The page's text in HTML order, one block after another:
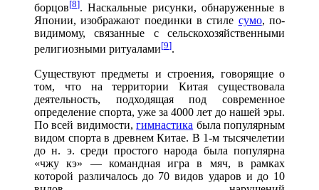
борцов[8]. Наскальные рисунки, обнаруженные в
Японии, изображают поединки в стиле сумо, по-
видимому, связанные с сельскохозяйственными
религиозными ритуалами[9].
Существуют предметы и строения, говорящие о
том, что на территории Китая существовала
деятельность, подходящая под современное
определение спорта, уже за 4000 лет до нашей эры.
По всей видимости, гимнастика была популярным
видом спорта в древнем Китае. В 1-м тысячелетии
до н. э. среди простого народа была популярна
«чжу кэ» — командная игра в мяч, в рамках
которой различалось до 70 видов ударов и до 10